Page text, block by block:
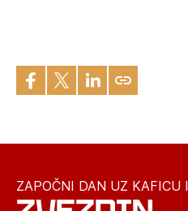
ZAPOČNI DAN UZ KAFICU I